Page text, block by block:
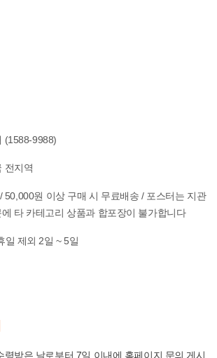
(1588-9988)
전지역
50,000원 이상 구매 시 무료배송 / 포스터는 지관
타 카테고리 상품과 합포장이 불가합니다
일 제외 2일 ~ 5일
령받은 날로부터 7일 이내에 홈페이지 문의 게시